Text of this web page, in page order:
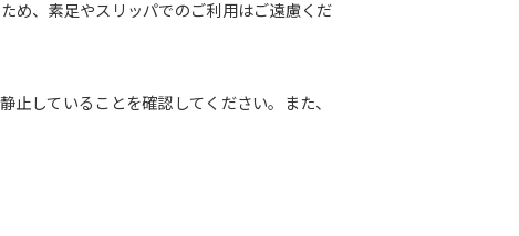
め、素足やスリッパでのご利用はご遠慮くだ
していることを確認してください。また、